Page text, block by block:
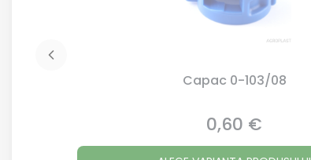
Capac 0-103/08
Preț
0,60 €